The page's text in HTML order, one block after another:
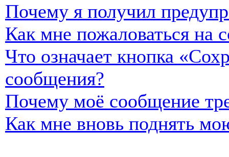
Почему я получил
Как мне пожаловаться на
Что означает кнопка
сообщения?
Почему моё сообщение
Как мне вновь поднять